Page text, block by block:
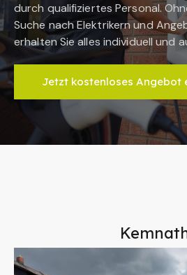
durch qualifiziertes Personal.
Suche nach Elektrikern und
erhalten Sie alles individuell und
Jetzt kostenloses Angebot